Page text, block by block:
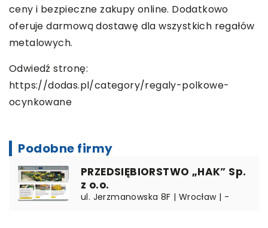
ceny i bezpieczne zakupy online. Dodatkowo
oferuje darmową dostawę dla wszystkich regałów
metalowych.
Odwiedź stronę:
https://dodas.pl/category/regaly-polkowe-
ocynkowane
Podobne firmy
PRZEDSIĘBIORSTWO „HAK” Sp.
z o.o.
ul. Jerzmanowska 8F | Wrocław | -